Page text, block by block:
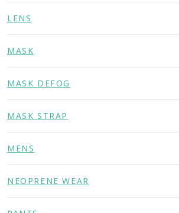
LENS
MASK
MASK DEFOG
MASK STRAP
MENS
NEOPRENE WEAR